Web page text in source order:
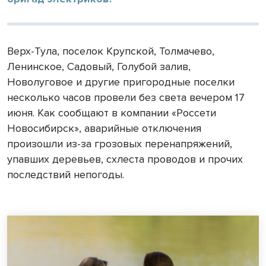
Верх-Тула, поселок Крупской, Толмачево,
Ленинское, Садовый, Голубой залив,
Новолуговое и другие пригородные поселки
несколько часов провели без света вечером 17
июня. Как сообщают в компании «Россети
Новосибирск», аварийные отключения
произошли из-за грозовых перенапряжений,
упавших деревьев, схлеста проводов и прочих
последствий непогоды.